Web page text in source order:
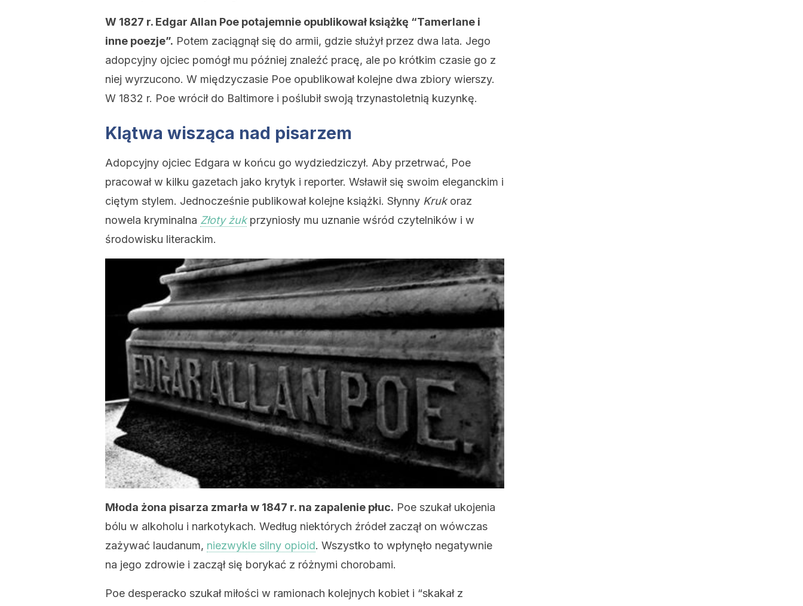
W 1827 r. Edgar Allan Poe potajemnie opublikował książkę “Tamerlane i
inne poezje”. Potem zaciągnął się do armii, gdzie służył przez dwa lata. Jego
adopcyjny ojciec pomógł mu później znaleźć pracę, ale po krótkim czasie go z
niej wyrzucono. W międzyczasie Poe opublikował kolejne dwa zbiory wierszy.
W 1832 r. Poe wrócił do Baltimore i poślubił swoją trzynastoletnią kuzynkę.
Klątwa wisząca nad pisarzem
Adopcyjny ojciec Edgara w końcu go wydziedziczył. Aby przetrwać, Poe
pracował w kilku gazetach jako krytyk i reporter. Wsławił się swoim eleganckim i
ciętym stylem. Jednocześnie publikował kolejne książki. Słynny Krukoraz
nowela kryminalna Złoty żukprzyniosły mu uznanie wśród czytelników i w
środowisku literackim.
Młoda żona pisarza zmarła w 1847 r. na zapalenie płuc. Poe szukał ukojenia
bólu w alkoholu i narkotykach. Według niektórych źródeł zaczął on wówczas
zażywać laudanum, niezwykle silny opioid. Wszystko to wpłynęło negatywnie
na jego zdrowie i zaczął się borykać z różnymi chorobami.
Poe desperacko szukał miłości w ramionach kolejnych kobiet i “skakał z